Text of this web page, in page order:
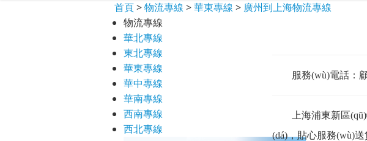
首頁>物流專線 >華東專線 > 廣州到上海物流專線
物流專線
華北專線
東北專線
華東專線
華中專線
華南專線
西南專線
西北專線
服務(wù)電話：
上海浦東新區(qū)
(dá)，貼心服務(wù)